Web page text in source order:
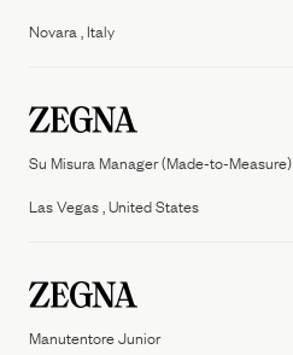
Novara , Italy
Su Misura Manager (Made-to-Measure)
Las Vegas , United States
Manutentore Junior